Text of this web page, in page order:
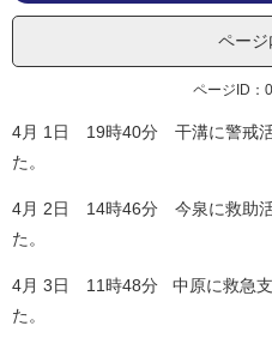
ページ
ページID：
4月 1日 19時40分 干溝に警戒活
た。
​​4月 2日 14時46分 今泉に救助活
た。
4月 3日 11時48分 中原に救急支
た。